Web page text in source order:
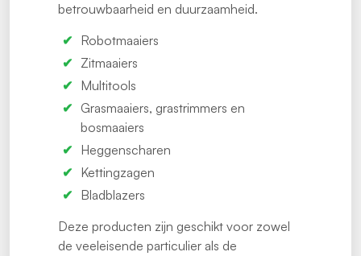
betrouwbaarheid en duurzaamheid.
Robotmaaiers
Zitmaaiers
Multitools
Grasmaaiers, grastrimmers en
bosmaaiers
Heggenscharen
Kettingzagen
Bladblazers
Deze producten zijn geschikt voor zowel
de veeleisende particulier als de